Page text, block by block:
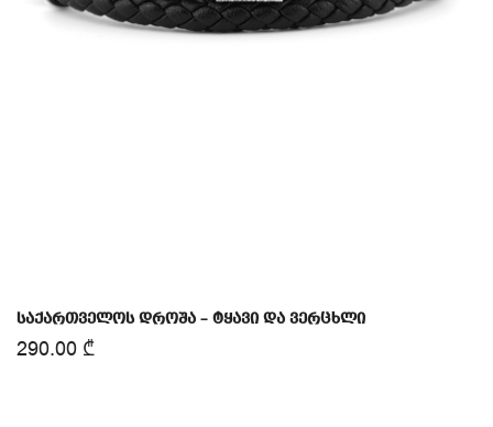
საქართველოს დროშა – ტყავი და ვერცხლი
290.00 ₾